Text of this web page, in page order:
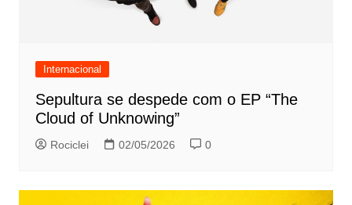
Internacional
Sepultura se despede com o EP “The
Cloud of Unknowing”
Rociclei 02/05/2026 0